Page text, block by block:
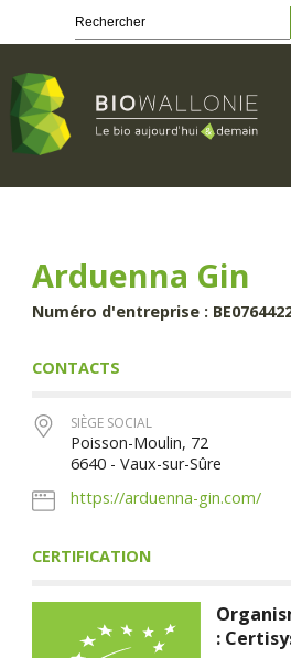
principalArduenna Gin
Numéro d'entreprise :
CONTACTS
SIÈGE SOCIAL
Poisson-Moulin, 72
6640 - Vaux-sur-Sûre
https://arduenna-gin.com/
CERTIFICATION
: